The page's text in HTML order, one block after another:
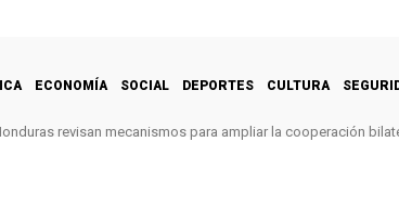
ECONOMÍA SOCIAL DEPORTES CULTURA
revisan mecanismos para ampliar la cooperación